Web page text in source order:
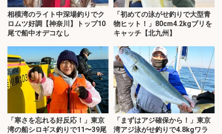
相模湾のライト中深場釣りでク
ロムツ好調【神奈川】トップ10
尾で船中オデコなし
「初めての泳がせ釣りで大型青
物ヒット！」80cm4.2kgブリを
キャッチ【北九州】
「寒さを忘れる好反応！」東京
湾の船シロギス釣りで11〜39尾
「まずはアジ確保から！」東京
湾アジ泳がせ釣りで4.8kgワラ